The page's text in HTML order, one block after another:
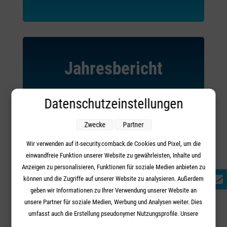
Jahresbericht
des BSI
MEHR ERFAHREN
Your content goes here. Edit or remove this text inline or in
the module Content settings. You can also style every
aspect of this content in the module Design settings and
even apply custom CSS to this text in the module
Advanced settings.
Datenschutzeinstellungen
Wir verwenden auf it-security.comback.de Cookies und Pixel, um die
einwandfreie Funktion unserer Website zu gewährleisten, Inhalte und
Anzeigen zu personalisieren, Funktionen für soziale Medien anbieten zu
können und die Zugriffe auf unserer Website zu analysieren. Außerdem
geben wir Informationen zu Ihrer Verwendung unserer Website an
unsere Partner für soziale Medien, Werbung und Analysen weiter. Dies
umfasst auch die Erstellung pseudonymer Nutzungsprofile. Unsere
Zwecke Partner